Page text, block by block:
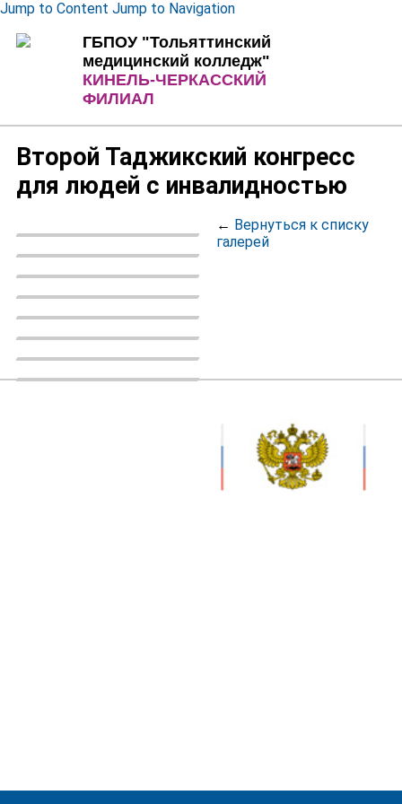
Jump to Content Jump to Navigation
ГБПОУ "Тольяттинский
медицинский колледж"
КИНЕЛЬ-ЧЕРКАССКИЙ
ФИЛИАЛ
Второй Таджикский конгресс
для людей с инвалидностью
← Вернуться к списку
галерей